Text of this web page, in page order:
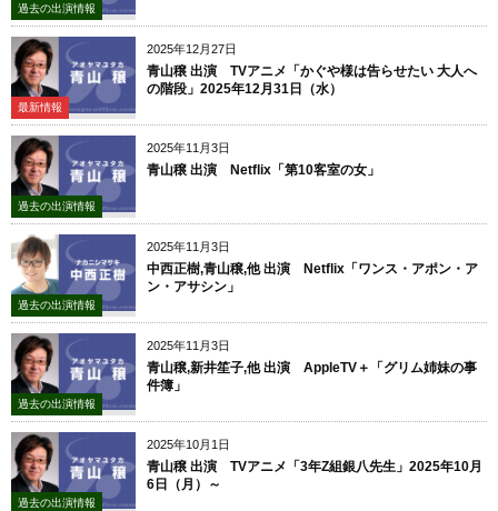
過去の出演情報
2025年12月27日
最新情報
青山穣 出演 TVアニメ「かぐや様は告らせたい 大人へ
の階段」2025年12月31日（水）
2025年11月3日
過去の出演情報
青山穣 出演 Netflix「第10客室の女」
2025年11月3日
過去の出演情報
中西正樹,青山穣,他 出演 Netflix「ワンス・アポン・ア
ン・アサシン」
2025年11月3日
過去の出演情報
青山穣,新井笙子,他 出演 AppleTV＋「グリム姉妹の事
件簿」
2025年10月1日
過去の出演情報
青山穣 出演 TVアニメ「3年Z組銀八先生」2025年10月
6日（月）～